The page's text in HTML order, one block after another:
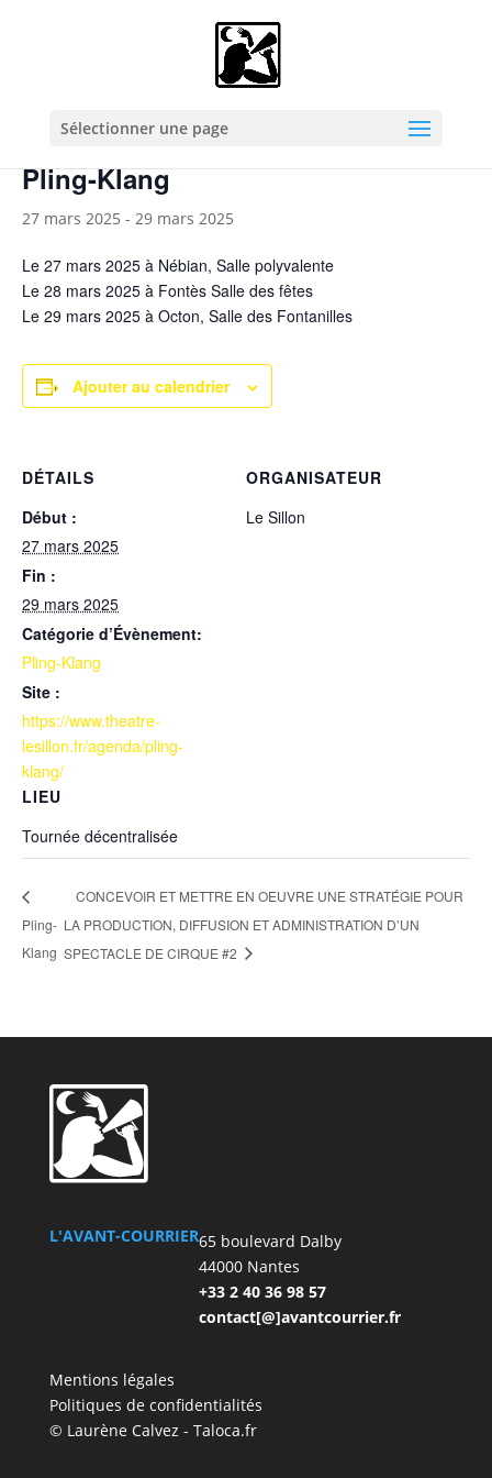
Sélectionner une page
Cet évènement est passé.
Pling-Klang
27 mars 2025 - 29 mars 2025
Le 27 mars 2025 à Nébian, Salle polyvalente
Le 28 mars 2025 à Fontès Salle des fêtes
Le 29 mars 2025 à Octon, Salle des Fontanilles
Ajouter au calendrier
DÉTAILS
Début :
27 mars 2025
Fin :
29 mars 2025
Catégorie d’Évènement:
Pling-Klang
Site :
https://www.theatre-
lesillon.fr/agenda/pling-
klang/
LIEU
Tournée décentralisée
ORGANISATEUR
Le Sillon
Pling-
Klang
CONCEVOIR ET METTRE EN OEUVRE UNE STRATÉGIE POUR
LA PRODUCTION, DIFFUSION ET ADMINISTRATION D’UN
SPECTACLE DE CIRQUE #2
L'AVANT-COURRIER65 boulevard Dalby
44000 Nantes
+33 2 40 36 98 57
contact[@]avantcourrier.fr
Mentions légales
Politiques de confidentialités
© Laurène Calvez - Taloca.fr